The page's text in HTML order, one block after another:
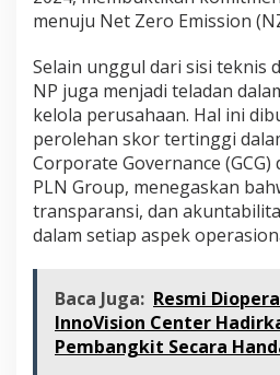
menuju Net Zero Emission
Selain unggul dari sisi teknis
NP juga menjadi teladan
kelola perusahaan. Hal ini
perolehan skor tertinggi
Corporate Governance
PLN Group, menegaskan
transparansi, dan
dalam setiap aspek
Baca Juga: Resmi
InnoVision Center
Pembangkit Secara